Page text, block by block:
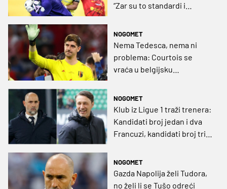
“Zar su to standardi i
NOGOMET
Nema Tedesca, nema ni
problema: Courtois se
vraća u belgijsku
NOGOMET
Klub iz Ligue 1 traži trenera:
Kandidati broj jedan i dva
Francuzi, kandidati broj tri i
NOGOMET
Gazda Napolija želi Tudora,
no želi li se Tušo odreći